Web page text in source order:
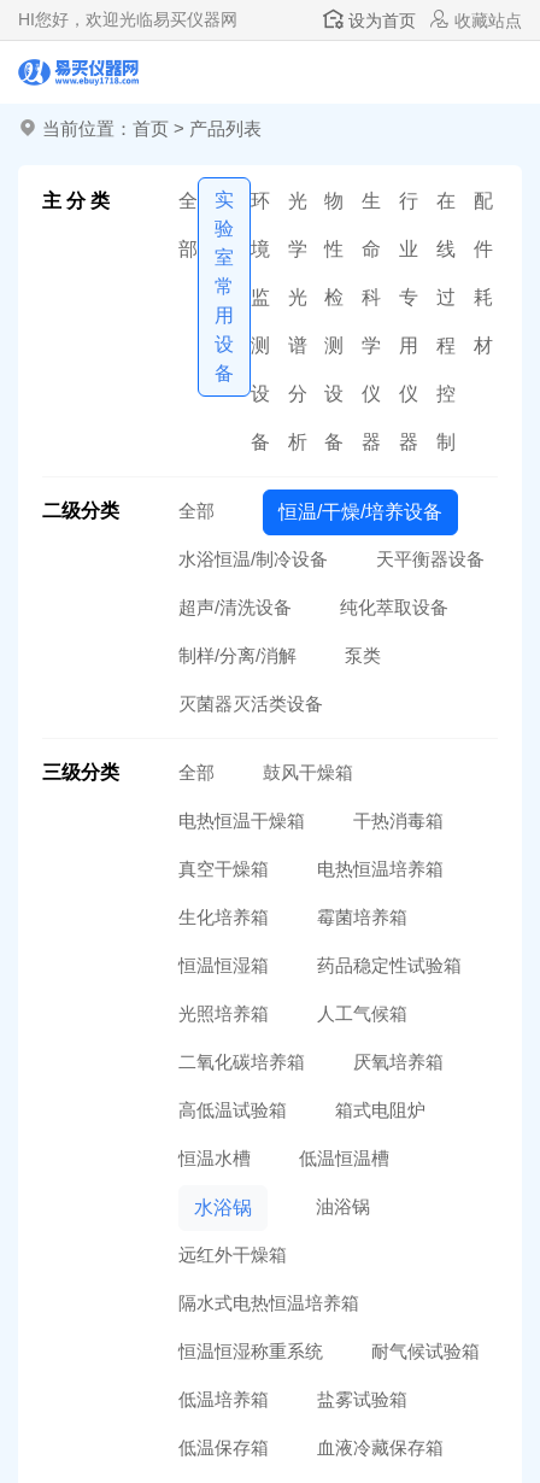
HI您好，欢迎光临易买仪器网 设为首页 收藏站点
当前位置： 首页 > 产品列表
主 分 类 全
部
实
验
室
常
用
设
备
环
境
监
测
设
备
光
学
光
谱
分
析
物
性
检
测
设
备
生
命
科
学
仪
器
行
业
专
用
仪
器
在
线
过
程
控
制
配
件
耗
材
二级分类 全部 恒温/干燥/培养设备
水浴恒温/制冷设备 天平衡器设备
超声/清洗设备 纯化萃取设备
制样/分离/消解 泵类
灭菌器灭活类设备
三级分类 全部 鼓风干燥箱
电热恒温干燥箱 干热消毒箱
真空干燥箱 电热恒温培养箱
生化培养箱 霉菌培养箱
恒温恒湿箱 药品稳定性试验箱
光照培养箱 人工气候箱
二氧化碳培养箱 厌氧培养箱
高低温试验箱 箱式电阻炉
恒温水槽 低温恒温槽
水浴锅 油浴锅
远红外干燥箱
隔水式电热恒温培养箱
恒温恒湿称重系统 耐气候试验箱
低温培养箱 盐雾试验箱
低温保存箱 血液冷藏保存箱